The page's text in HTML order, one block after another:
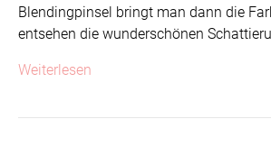
Blendingpinsel bringt man dann die
entsehen die wunderschönen
Weiterlesen